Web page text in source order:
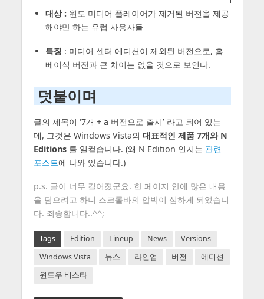
대상 : 윈도 미디어 플레이어가 제거된 버전을 제공
해야만 하는 유럽 사용자들
특징 : 미디어 센터 에디션이 제외된 버전으로, 홈
베이식 버전과 큰 차이는 없을 것으로 보인다.
덧붙이며
글의 제목이 ‘7개 + a 버전으로 출시’ 라고 되어 있는
데, 그것은 Windows Vista의 대표적인 제품 7개와 N
Editions를 일컫습니다. (왜 N Edition 인지는 관련
포스트에 나와 있습니다.)
p.s. 글이 너무 길어졌군요. 한 페이지 안에 많은 내용
을 담으려고 하니 스크롤바의 압박이 심하게 되었습니
다. 죄송합니다..^^;
Tags Edition Lineup News
Versions
Windows Vista
뉴스 라인업 버전
에디션
윈도우 비스타